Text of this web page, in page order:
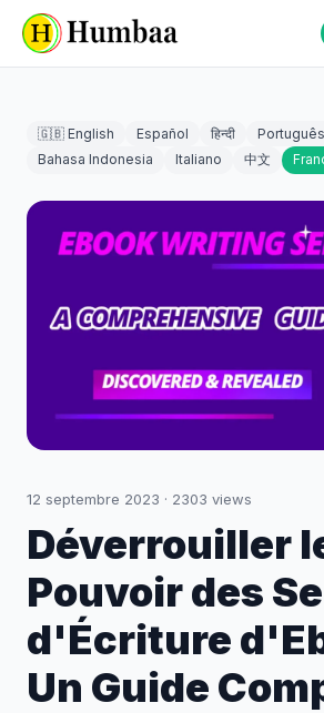
🇬🇧 English Español हिन्दी Português
Bahasa Indonesia
Italiano 中文
12 septembre 2023 · 2303 views
Déverrouiller
Pouvoir des
d'Écriture
Un Guide